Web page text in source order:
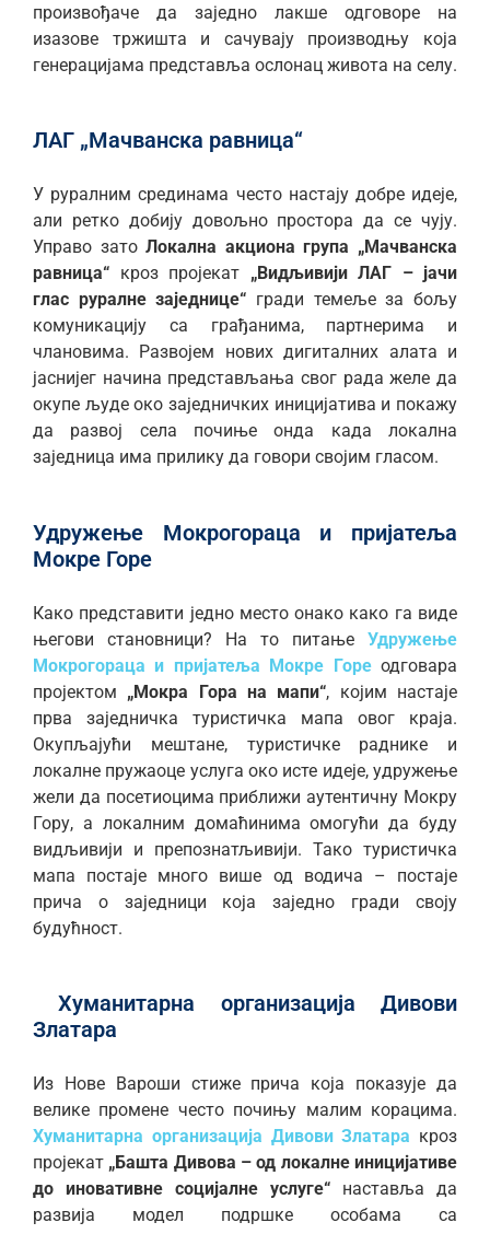
произвођаче да заједно лакше одговоре на
изазове тржишта и сачувају производњу која
генерацијама представља ослонац живота на селу.
ЛАГ „Мачванска равница“
У руралним срединама често настају добре идеје,
али ретко добију довољно простора да се чују.
Управо затоЛокална акциона група „Мачванска
равница“ кроз пројекат „Видљивији ЛАГ – јачи
глас руралне заједнице“ гради темеље за бољу
комуникацију са грађанима, партнерима и
члановима. Развојем нових дигиталних алата и
јаснијег начина представљања свог рада желе да
окупе људе око заједничких иницијатива и покажу
да развој села почиње онда када локална
заједница има прилику да говори својим гласом.
Удружење Мокрогораца и пријатеља
Мокре Горе
Како представити једно место онако како га виде
његови становници? На то питање Удружење
Мокрогораца и пријатеља Мокре Гореодговара
пројектом „Мокра Гора на мапи“, којим настаје
прва заједничка туристичка мапа овог краја.
Окупљајући мештане, туристичке раднике и
локалне пружаоце услуга око исте идеје, удружење
жели да посетиоцима приближи аутентичну Мокру
Гору, а локалним домаћинима омогући да буду
видљивији и препознатљивији. Тако туристичкa
мапа постаје много више од водича – постаје
прича о заједници која заједно гради своју
будућност.
Хуманитарна организација Дивови
Златара
Из Нове Вароши стиже прича која показује да
велике промене често почињу малим корацима.
Хуманитарна организација Дивови Златара кроз
пројекат „Башта Дивова – од локалне иницијативе
до иновативне социјалне услуге“ наставља да
развија модел подршке особама са